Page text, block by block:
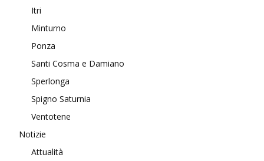
Itri
Minturno
Ponza
Santi Cosma e Damiano
Sperlonga
Spigno Saturnia
Ventotene
Notizie
Attualità